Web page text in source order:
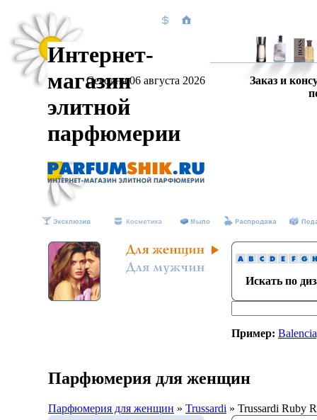
Интернет-
магазин
элитной
парфюмерии
Сегодня 06 августа 2026
Заказ и
Искать по
Пример:
Парфюмерия для женщин
Парфюмерия для женщин » Trussardi » Trussardi Ruby